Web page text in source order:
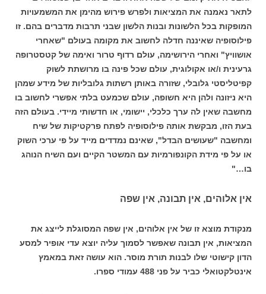
לתאר נאמנה את המציאות ולפרש פירוש מהימן את המשמעויות
המופקות בכל הלשונות ובנות הלשון שבני תרבות מדברים בהם. זו
פילוסופיה שאיננה חדלה לחשוב את מקומה בעולם "שאחרי
אושוויץ" ואחרי הירושימה, עולם רדוף טרור ואימה של קטסטרופה
גרעינית ו/או אקולוגית, עולם שכל פינה בו מרושתת לשוק
קפיטליסטי גלובלי, שזורה באותן רשתות גלובליות של מידע שמהן
היא ניזונה ולהן היא חשופה, עולם שכמעט בלתי אפשרי לחשוב בו
מחשבה שאין לה ערך כלכלי, יישומי, או חדשותי מיידי. בעולם הזה
בעת הזו, מבקשת אותה פילוסופיה לפתח פרקטיקות של שיח
ומחשבה "שעושים הבדל", שאינם נמדדים מייד על פי ערכי השוק
או על פי מידת הקונפורמיות עם המשטר הקיים ועם השיח הנוהג
בו…"
אין אלוהים, אין תבונה, אין שפה
מנקודת מוצא זו של אין אלוהים, אין שפה המסוגלת לייצג את
המציאות, אין תבונה שאפשר לסמוך עליה יוצא עדי אופיר למסע
הדון קישוטי שלו לבנות תורת מוסר. הוא עושה זאת במאמץ
אינטלקטואלי כביר על פני 488 עמודי ספרו.